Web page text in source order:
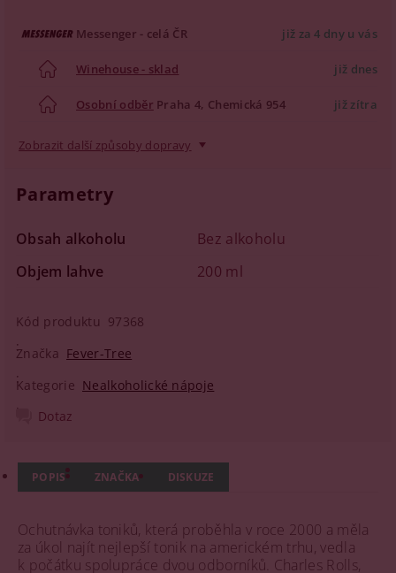
Messenger - celá ČR již za 4 dny u vás
Winehouse - sklad již dnes
Osobní odběr Praha 4, Chemická 954 již zítra
Zobrazit další způsoby dopravy
Parametry
Obsah alkoholu
Bez alkoholu
Objem lahve
200 ml
Kód produktu 97368
Značka Fever-Tree
Kategorie Nealkoholické nápoje
Dotaz
POPIS ZNAČKA DISKUZE
Ochutnávka toniků, která proběhla v roce 2000 a měla
za úkol najít nejlepší tonik na americkém trhu, vedla
k počátku spolupráce dvou odborníků. Charles Rolls,